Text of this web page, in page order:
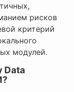
рисков
критерий
модулей.
Data